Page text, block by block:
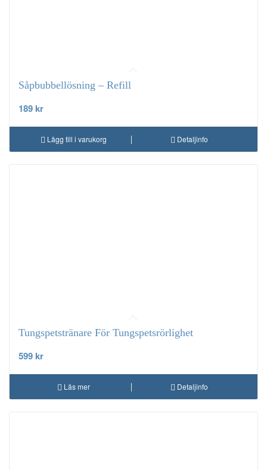
Såpbubbellösning – Refill
189 kr
Lägg till i varukorg Detaljinfo
Tungspetstränare För Tungspetsrörlighet
599 kr
Läs mer Detaljinfo